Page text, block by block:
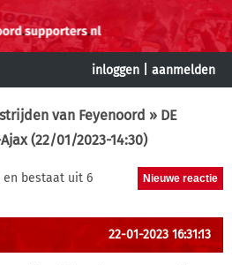
inloggen aanmelden
van Feyenoord » DE
(22/01/2023-14:30)
en bestaat uit 6
22-01-2023 16:31:13